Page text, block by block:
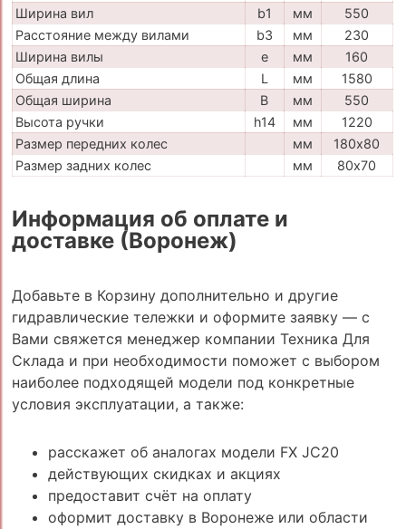
Ширина вил
b1 мм
550
Расстояние между вилами
b3 мм
230
Ширина вилы
e мм
160
Общая длина
L мм
1580
Общая ширина
B мм
550
Высота ручки
h14 мм
1220
Размер передних колес
мм
180х80
Размер задних колес
мм 80х70
Информация об оплате и
доставке (Воронеж)
Добавьте в Корзину дополнительно и другие
гидравлические тележки и оформите заявку — с
Вами свяжется менеджер компании Техника Для
Склада и при необходимости поможет с выбором
наиболее подходящей модели под конкретные
условия эксплуатации, а также:
расскажет об аналогах модели FX JC20
действующих скидках и акциях
предоставит счёт на оплату
оформит доставку в Воронеже или области